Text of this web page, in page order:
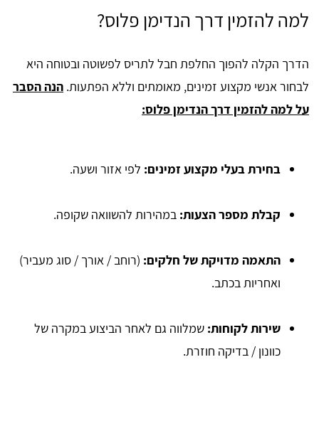
למה להזמין דרך הנדימן פלוס?
הדרך הקלה להפוך החלפת חבל לתריס לפשוטה ובטוחה היא
לבחור אנשי מקצוע זמינים, מאומתים וללא הפתעות. הנה הסבר
על למה להזמין דרך הנדימן פלוס:
בחירת בעלי מקצוע זמינים: לפי אזור ושעה.
קבלת מספר הצעות: במהירות להשוואה שקופה.
התאמה מדויקת של חלקים: (רוחב / אורך / סוג מעביר)
ואחריות בכתב.
שירות לקוחות: שמלווה גם לאחר הביצוע במקרה של
כוונון / בדיקה חוזרת.